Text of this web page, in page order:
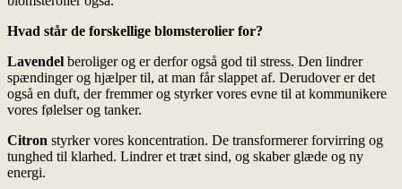
Hvad står de forskellige blomsterolier for?
Lavendel beroliger og er derfor også god til stress. Den lindrer
spændinger og hjælper til, at man får slappet af. Derudover er det
også en duft, der fremmer og styrker vores evne til at kommunikere
vores følelser og tanker.
Citron styrker vores koncentration. De transformerer forvirring og
tunghed til klarhed. Lindrer et træt sind, og skaber glæde og ny
energi.